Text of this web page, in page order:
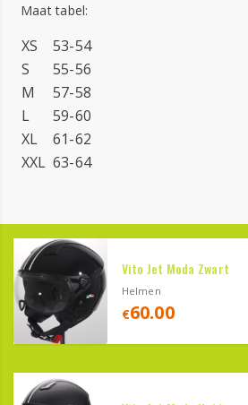
Maat tabel:
XS
53-54
S
55-56
M
57-58
L
59-60
XL
61-62
XXL 63-64
Vito Jet Moda Zwart
Helmen
€60.00